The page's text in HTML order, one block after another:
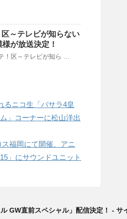
～テレビが知らない
が放送決定！
！区～テレビが知ら …
るニコ生「バサラ4皇
」コーナーに松山洋出
福岡にて開催、アニ
」にサウンドユニット
GW直前スペシャル」配信決定！ - サ